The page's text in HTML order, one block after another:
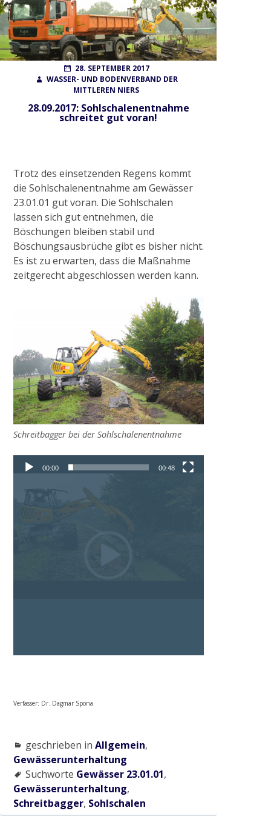
Wahlen
Finanzierung
Gewässerunterhaltung
Gewässerausbau
Anlagen
Pumpstation Grefrath
Hochwassermanagement
2009
Gewässerrenaturierung Zweigkanal –
Mündung
Radtour zum historischen Wehr
POSTED
ON
28. SEPTEMBER 2017
WASSER- UND BODENVERBAND DER
MITTLEREN NIERS
28.09.2017: Sohlschalenentnahme
schreitet gut voran!
Trotz des einsetzenden Regens kommt
die Sohlschalenentnahme am Gewässer
23.01.01 gut voran. Die Sohlschalen
lassen sich gut entnehmen, die
Böschungen bleiben stabil und
Böschungsausbrüche gibt es bisher nicht.
Es ist zu erwarten, dass die Maßnahme
zeitgerecht abgeschlossen werden kann.
Schreitbagger bei der Sohlschalenentnahme
Video-
Player
00:00 00:48
Verfasser: Dr. Dagmar Spona
geschrieben in Allgemein,
Gewässerunterhaltung
Suchworte Gewässer 23.01.01,
Gewässerunterhaltung,
Schreitbagger, Sohlschalen